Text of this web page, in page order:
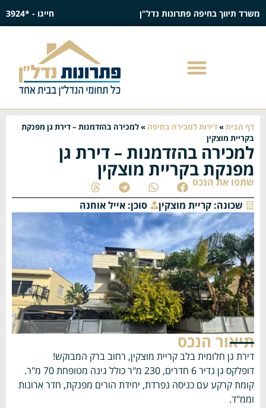
משרד תיווך בחיפה פתרונות נדל"ן חייגו - *3924
דף הבית»דירות למכירה בחיפה »למכירה בהזדמנות – דירת גן מפנקת
בקריית מוצקין
למכירה בהזדמנות – דירת גן
מפנקת בקריית מוצקין
שתפו את הנכס
שכונה: קריית מוצקין סוכן: אייל אוחנה
תיאור הנכס
דירת גן חלומית בלב קריית מוצקין, רחוב ברק המבוקש!
דופלקס גן נדיר 6 חדרים, 230 מ"ר כולל גינה מטופחת 70 מ"ר.
קומת קרקע עם כניסה נפרדת, יחידת הורים מפנקת, חדר ארונות
וממ"ד.